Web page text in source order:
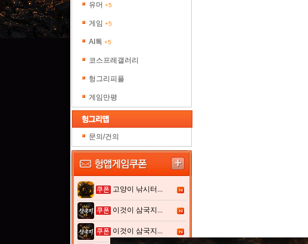
유머 +5
게임 +5
AI톡 +5
코스프레갤러리
헝그리피플
게임만평
문의/건의
고양이 낚시터...
이것이 삼국지...
이것이 삼국지...